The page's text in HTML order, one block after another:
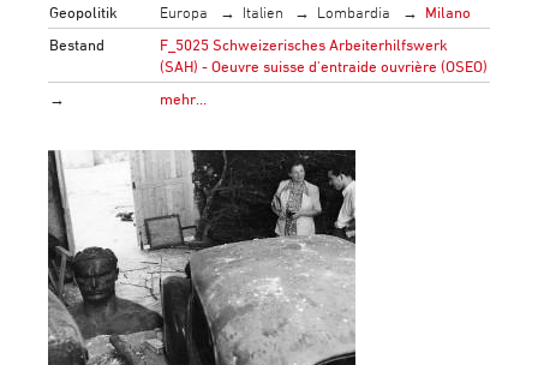
Geopolitik
Europa Italien Lombardia
Milano
Bestand
F_5025 Schweizerisches Arbeiterhilfswerk
(SAH) - Oeuvre suisse d'entraide ouvrière (OSEO)
→
mehr…